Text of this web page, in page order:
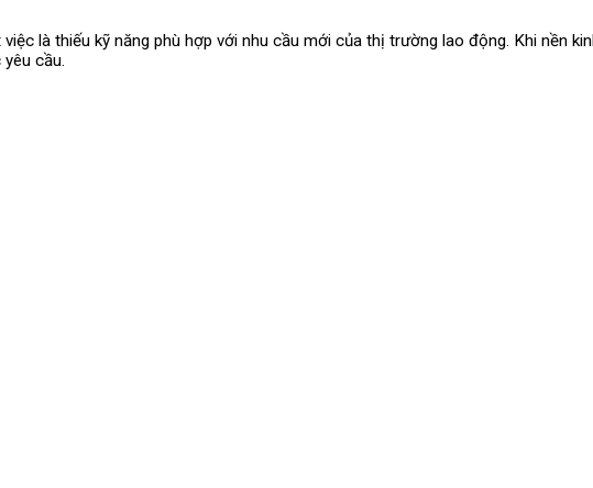
là thiếu kỹ năng phù hợp với nhu cầu mới của thị trường lao động. Khi nền
cầu.